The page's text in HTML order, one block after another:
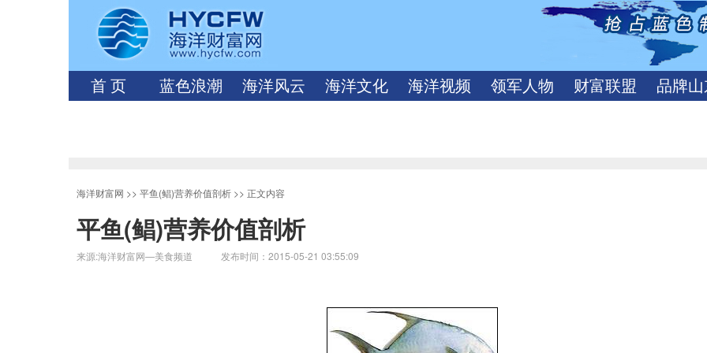
首 页 蓝色浪潮 海洋风云 海洋文化 海洋视频 领军人物 财富联盟 品牌
海洋财富网 >> 平鱼(鲳)营养价值剖析 >> 正文内容
平鱼(鲳)营养价值剖析
来源:海洋财富网—美食频道 发布时间：2015-05-21 03:55:09